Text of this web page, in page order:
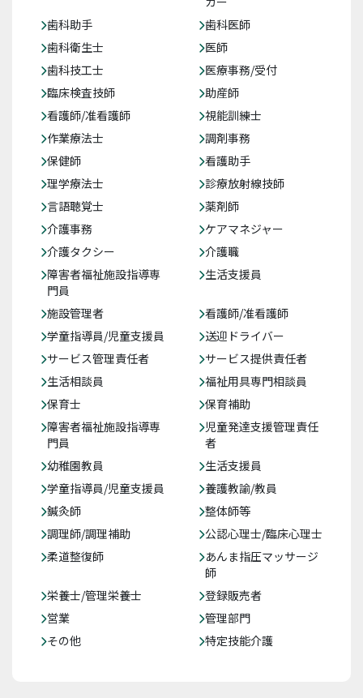
歯科助手
歯科医師
歯科衛生士
医師
歯科技工士
医療事務/受付
臨床検査技師
助産師
看護師/准看護師
視能訓練士
作業療法士
調剤事務
保健師
看護助手
理学療法士
診療放射線技師
言語聴覚士
薬剤師
介護事務
ケアマネジャー
介護タクシー
介護職
障害者福祉施設指導専
門員
生活支援員
施設管理者
看護師/准看護師
学童指導員/児童支援員
送迎ドライバー
サービス管理責任者
サービス提供責任者
生活相談員
福祉用具専門相談員
保育士
保育補助
障害者福祉施設指導専
門員
児童発達支援管理責任
者
幼稚園教員
生活支援員
学童指導員/児童支援員
養護教諭/教員
鍼灸師
整体師等
調理師/調理補助
公認心理士/臨床心理士
柔道整復師
あんま指圧マッサージ
師
栄養士/管理栄養士
登録販売者
営業
管理部門
その他
特定技能介護